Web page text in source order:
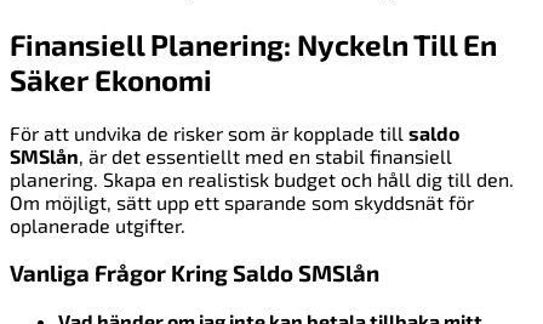
Finansiell Planering: Nyckeln Till En
Säker Ekonomi
För att undvika de risker som är kopplade till saldo
SMSlån , är det essentiellt med en stabil finansiell
planering. Skapa en realistisk budget och håll dig till den.
Om möjligt, sätt upp ett sparande som skyddsnät för
oplanerade utgifter.
Vanliga Frågor Kring Saldo SMSlån